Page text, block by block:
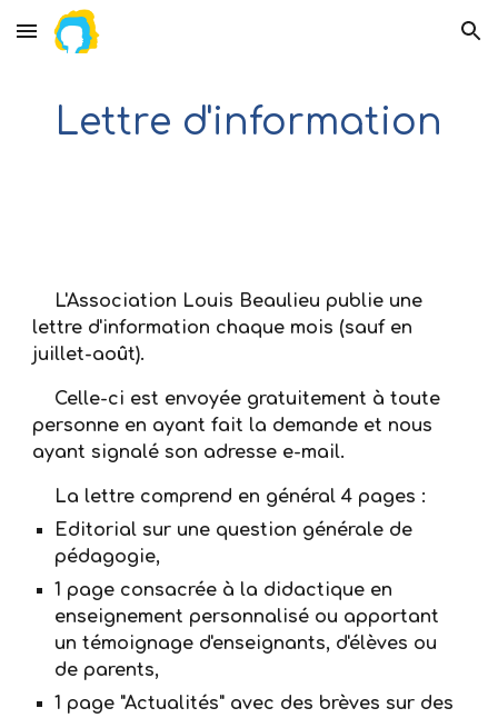
Skip to main content Skip to navigation
Lettre d'information
L'Association Louis Beaulieu publie une
lettre d'information chaque mois (sauf en
juillet-août).
Celle-ci est envoyée gratuitement à toute
personne en ayant fait la demande et nous
ayant signalé son adresse e-mail.
La lettre comprend en général 4 pages :
Editorial sur une question générale de
pédagogie,
1 page consacrée à la didactique en
enseignement personnalisé ou apportant
un témoignage d'enseignants, d'élèves ou
de parents,
1 page "Actualités" avec des brèves sur des